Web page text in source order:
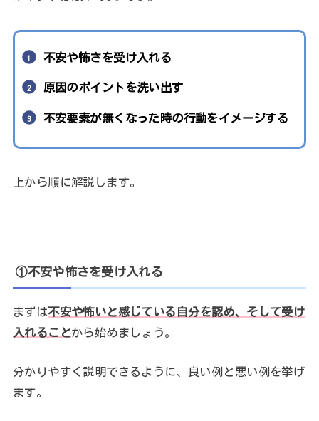
不安や怖さを受け入れる
原因のポイントを洗い出す
不安要素が無くなった時の行動をイメージする
上から順に解説します。
①不安や怖さを受け入れる
まずは不安や怖いと感じている自分を認め、そして受け
入れることから始めましょう。
分かりやすく説明できるように、良い例と悪い例を挙げ
ます。